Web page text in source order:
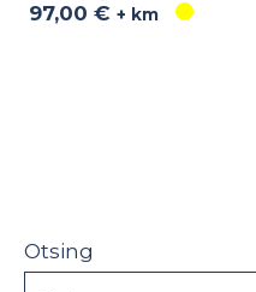
Otsing
97,00 € + km